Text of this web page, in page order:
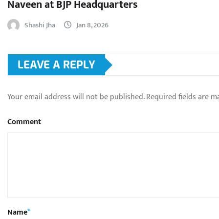
Naveen at BJP Headquarters
Shashi Jha Jan 8, 2026
LEAVE A REPLY
Your email address will not be published.Required fields are
Comment
Name*